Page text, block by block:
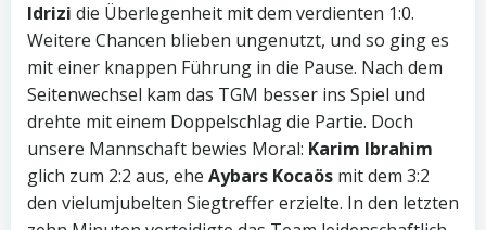
Idrizi die Überlegenheit mit dem verdienten 1:0.
Weitere Chancen blieben ungenutzt, und so ging es
mit einer knappen Führung in die Pause. Nach dem
Seitenwechsel kam das TGM besser ins Spiel und
drehte mit einem Doppelschlag die Partie. Doch
unsere Mannschaft bewies Moral: Karim Ibrahim
glich zum 2:2 aus, ehe Aybars Kocaös mit dem 3:2
den vielumjubelten Siegtreffer erzielte. In den letzten